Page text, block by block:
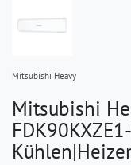
Mitsubishi Heavy
Mitsubishi